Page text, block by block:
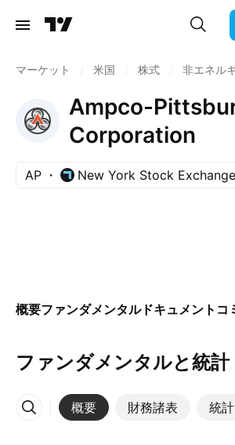
マーケット 米国 株式 非エネル
Ampco-
Corporation
AP New York Stock Exchange
概要ファンダメンタルドキュメント コ
ファンダメンタルと統計
概要 財務諸表 統計
その他